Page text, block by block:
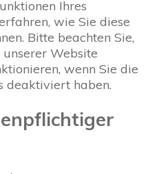
Ihres
wie Sie diese
Bitte beachten Sie,
Website
wenn Sie die
deaktiviert haben.